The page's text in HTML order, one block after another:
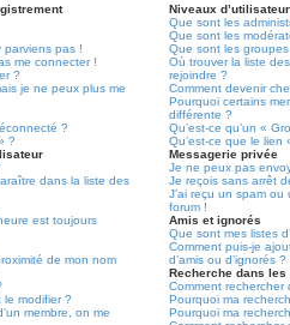
parviens pas !
me connecter !
?
je ne peux plus me
?
?
dans la liste des
est toujours
de mon nom
le modifier ?
membre, on me
Niveaux
Que sont les
Que sont les
Que sont les groupes
Où trouver la liste
rejoindre ?
Comment devenir
Pourquoi certains
différente ?
Qu’est-ce qu’un «
Qu’est-ce que le lien
Messagerie privée
Je ne peux pas
Je reçois sans arrêt
J’ai reçu un spam ou
forum !
Amis et ignorés
Que sont mes listes
Comment puis-je
d’amis ou d’ignorés ?
Recherche dans les
Comment rechercher
Pourquoi ma
Pourquoi ma